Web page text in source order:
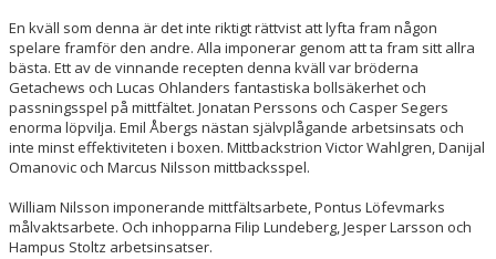
En kväll som denna är det inte riktigt rättvist att lyfta fram någon
spelare framför den andre. Alla imponerar genom att ta fram sitt allra
bästa. Ett av de vinnande recepten denna kväll var bröderna
Getachews och Lucas Ohlanders fantastiska bollsäkerhet och
passningsspel på mittfältet. Jonatan Perssons och Casper Segers
enorma löpvilja. Emil Åbergs nästan självplågande arbetsinsats och
inte minst effektiviteten i boxen. Mittbackstrion Victor Wahlgren, Danijal
Omanovic och Marcus Nilsson mittbacksspel.
William Nilsson imponerande mittfältsarbete, Pontus Löfevmarks
målvaktsarbete. Och inhopparna Filip Lundeberg, Jesper Larsson och
Hampus Stoltz arbetsinsatser.